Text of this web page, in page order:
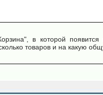
в которой
товаров и на какую